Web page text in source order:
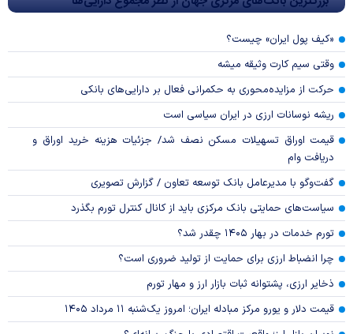
«کیف پول ایران» چیست؟
وقتی سیم کارت وثیقه میشه
حرکت از مزایده‌محوری به حکمرانی فعال بر دارایی‌های بانکی
ریشه نوسانات ارزی در ایران سیاسی است
قیمت اوراق تسهیلات مسکن نصف شد/ جزئیات هزینه خرید اوراق و
دریافت وام
گفت‌وگو با مدیرعامل بانک توسعه تعاون / گزارش تصویری
سیاست‌های حمایتی بانک مرکزی باید از کانال کنترل تورم بگذرد
تورم خدمات در بهار ۱۴۰۵ چقدر شد؟
چرا انضباط ارزی برای حمایت از تولید ضروری است؟
ذخایر ارزی، پشتوانه ثبات بازار ارز و مهار تورم
قیمت دلار و یورو مرکز مبادله ایران؛ امروز یک‌شنبه ۱۱ مرداد ۱۴۰۵